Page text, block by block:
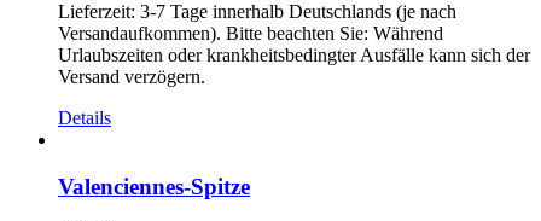
Lieferzeit: 3-7 Tage innerhalb Deutschlands (je nach
Versandaufkommen). Bitte beachten Sie: Während
Urlaubszeiten oder krankheitsbedingter Ausfälle kann sich der
Versand verzögern.
Details
Valenciennes-Spitze